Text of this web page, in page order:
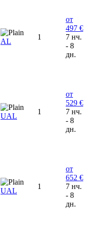
AL
1
от
497 €
7 нч.
- 8
дн.
UAL
1
от
529 €
7 нч.
- 8
дн.
UAL
1
от
652 €
7 нч.
- 8
дн.